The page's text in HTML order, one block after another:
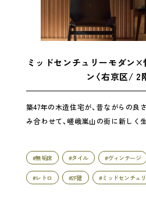
ミッドセンチュリーモダン×
ン〈右京区/ 2
築47年の木造住宅が、昔ながらの良
み合わせて、嵯峨嵐山の街に新しく
#無垢床 #タイル #ヴィンテージ
#レトロ #2F建 #ミッドセンチュ